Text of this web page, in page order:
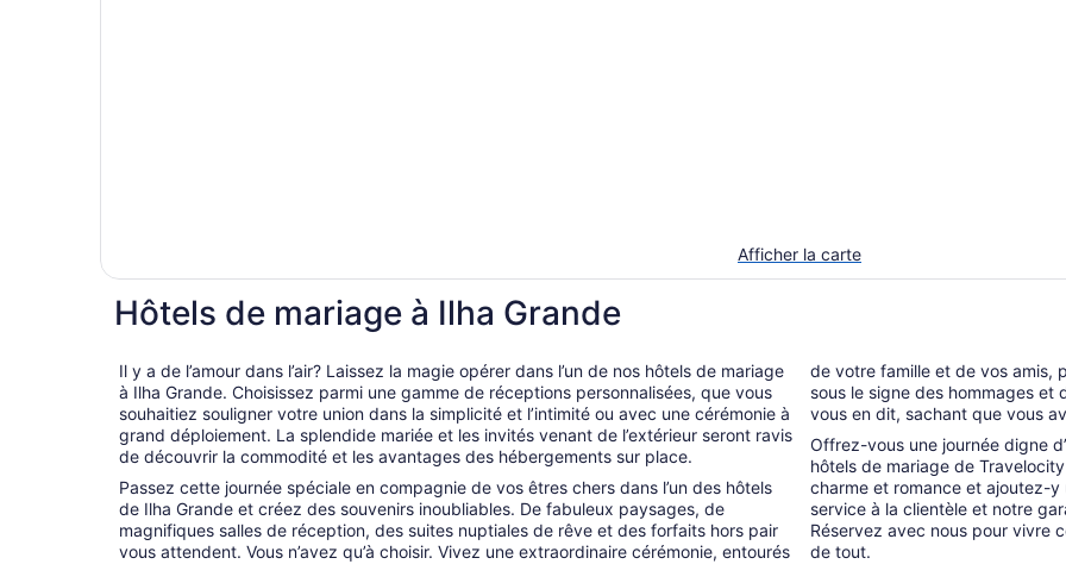
Afficher la carte
Hôtels de mariage à Ilha Grande
Il y a de l’amour dans l’air? Laissez la magie opérer dans l’un de nos hôtels de mariage
à Ilha Grande. Choisissez parmi une gamme de réceptions personnalisées, que vous
souhaitiez souligner votre union dans la simplicité et l’intimité ou avec une cérémonie à
grand déploiement. La splendide mariée et les invités venant de l’extérieur seront ravis
de découvrir la commodité et les avantages des hébergements sur place.
Passez cette journée spéciale en compagnie de vos êtres chers dans l’un des hôtels
de Ilha Grande et créez des souvenirs inoubliables. De fabuleux paysages, de
magnifiques salles de réception, des suites nuptiales de rêve et des forfaits hors pair
vous attendent. Vous n’avez qu’à choisir. Vivez une extraordinaire cérémonie, entourés
de votre famille et de vos amis,
sous le signe des hommages et
vous en dit, sachant que vous
Offrez-vous une journée digne
hôtels de mariage de
charme et romance et ajoutez-
service à la clientèle et notre
Réservez avec nous pour vivre
de tout.